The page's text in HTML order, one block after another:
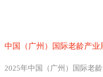
中国（广州）国际老龄产业
2025年中国（广州）国际老